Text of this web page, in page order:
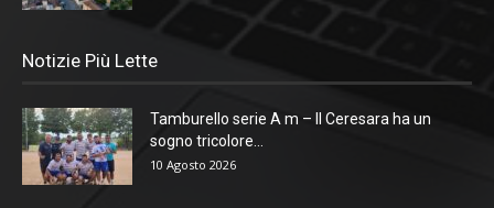
Notizie Più Lette
Tamburello serie A m – Il Ceresara ha un
sogno tricolore...
10 Agosto 2026